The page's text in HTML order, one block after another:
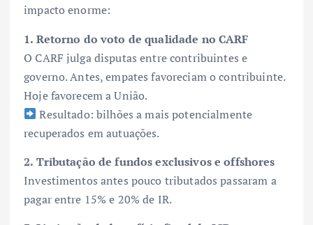
impacto enorme:
1. Retorno do voto de qualidade no CARF
O CARF julga disputas entre contribuintes e
governo. Antes, empates favoreciam o contribuinte.
Hoje favorecem a União.
Resultado: bilhões a mais potencialmente
recuperados em autuações.
2. Tributação de fundos exclusivos e offshores
Investimentos antes pouco tributados passaram a
pagar entre 15% e 20% de IR.